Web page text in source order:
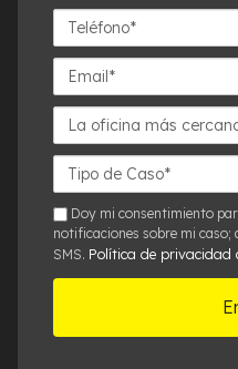
Teléfono*
Email*
La
oficina
más
cercana*
Detalles
del
Caso*
smsDoy mi consentimiento
notificaciones sobre mi caso;
SMS. Política de privacidad